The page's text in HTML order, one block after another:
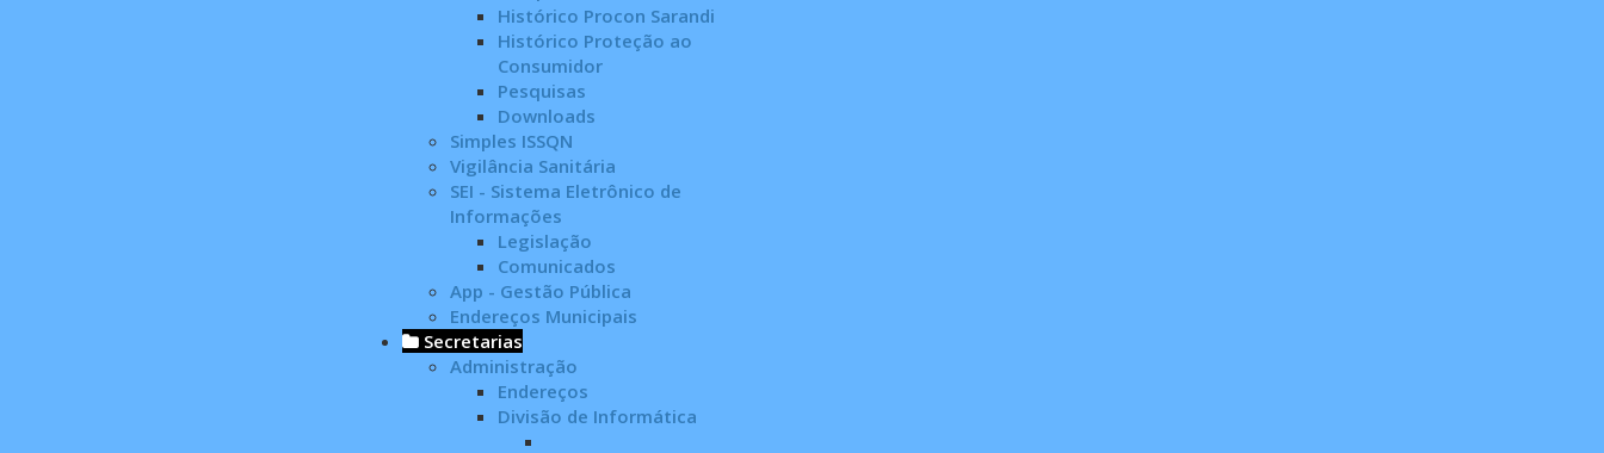
Histórico Procon Sarandi
Histórico Proteção ao
Consumidor
Pesquisas
Downloads
Simples ISSQN
Vigilância Sanitária
SEI - Sistema Eletrônico de
Informações
Legislação
Comunicados
App - Gestão Pública
Endereços Municipais
Secretarias
Administração
Endereços
Divisão de Informática